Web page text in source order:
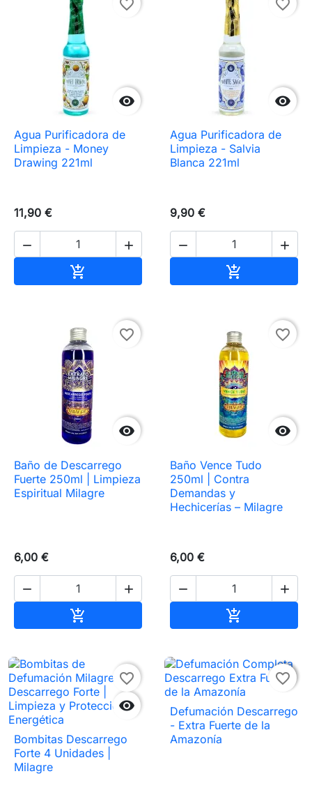

favorite_border
Agua Purificadora de
Limpieza - Money
Drawing 221ml
11,90 €
 


favorite_border
Agua Purificadora de
Limpieza - Salvia
Blanca 221ml
9,90 €
 


favorite_border
Baño de Descarrego
Fuerte 250ml | Limpieza
Espiritual Milagre
6,00 €
 


favorite_border
Baño Vence Tudo
250ml | Contra
Demandas y
Hechicerías – Milagre
6,00 €
 


favorite_border
Bombitas Descarrego
Forte 4 Unidades |
Milagre

favorite_border
Defumación Descarrego
- Extra Fuerte de la
Amazonía